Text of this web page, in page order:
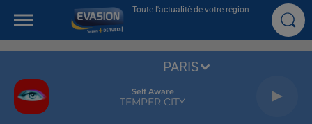
Toute l'actualité de votre région
Self Aware
TEMPER CITY
PARIS